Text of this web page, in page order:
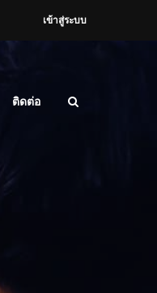
เข้าสู่ระบบ
ติดต่อ